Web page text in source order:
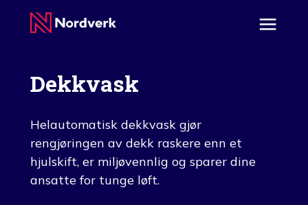
Dekkvask
Helautomatisk dekkvask gjør
rengjøringen av dekk raskere enn et
hjulskift, er miljøvennlig og sparer dine
ansatte for tunge løft.